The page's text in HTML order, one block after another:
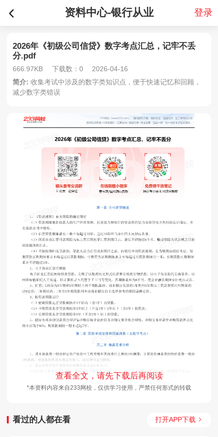
资料中心-银行从业 登录
2026年《初级公司信贷》数字考点汇总，记牢不丢
分.pdf
666.97KB 下载数：0
2026-04-16
简介:收集考试中涉及的数字类知识点，便于快速记忆和回顾，
减少数字类错误
查看全文，请先下载后再阅读
*本资料内容来自233网校，仅供学习使用，严禁任何形式的转载
看过的人都在看 打开APP下载